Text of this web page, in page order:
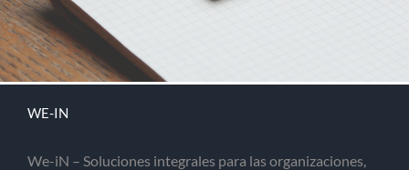
WE-IN
We-iN – Soluciones integrales para las organizaciones,